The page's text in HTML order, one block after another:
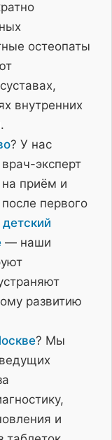
остеопаты
внутренних
? У нас
эксперт
приём и
первого
детский
— наши
развитию
? Мы
и